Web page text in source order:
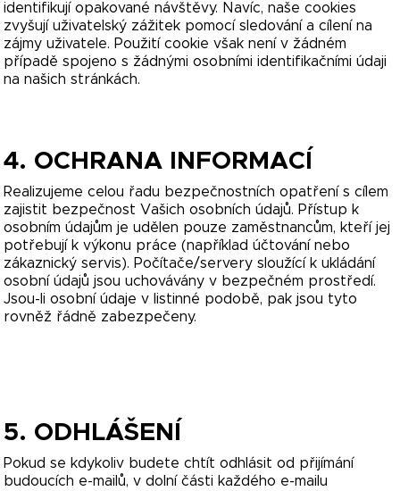
identifikují opakované návštěvy. Navíc, naše cookies
zvyšují uživatelský zážitek pomocí sledování a cílení na
zájmy uživatele. Použití cookie však není v žádném
případě spojeno s žádnými osobními identifikačními údaji
na našich stránkách.
4. OCHRANA INFORMACÍ
Realizujeme celou řadu bezpečnostních opatření s cílem
zajistit bezpečnost Vašich osobních údajů. Přístup k
osobním údajům je udělen pouze zaměstnancům, kteří jej
potřebují k výkonu práce (například účtování nebo
zákaznický servis). Počítače/servery sloužící k ukládání
osobní údajů jsou uchovávány v bezpečném prostředí.
Jsou-li osobní údaje v listinné podobě, pak jsou tyto
rovněž řádně zabezpečeny.
5. ODHLÁŠENÍ
Pokud se kdykoliv budete chtít odhlásit od přijímání
budoucích e-mailů, v dolní části každého e-mailu